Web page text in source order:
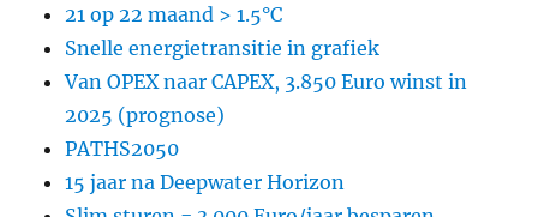
21 op 22 maand > 1.5°C
Snelle energietransitie in grafiek
Van OPEX naar CAPEX, 3.850 Euro winst in
2025 (prognose)
PATHS2050
15 jaar na Deepwater Horizon